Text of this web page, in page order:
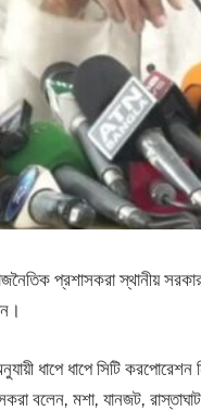
প্রশাসকরা স্থানীয়
ধাপে ধাপে সিটি করপোরেশন
বলেন, মশা, যানজট,